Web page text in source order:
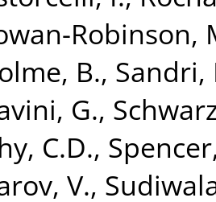
Robinson,
B., Sandri,
G.,
C.D.,
V.,